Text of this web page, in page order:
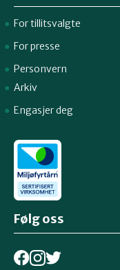
For tillitsvalgte
For presse
Personvern
Arkiv
Engasjer deg
Følg oss